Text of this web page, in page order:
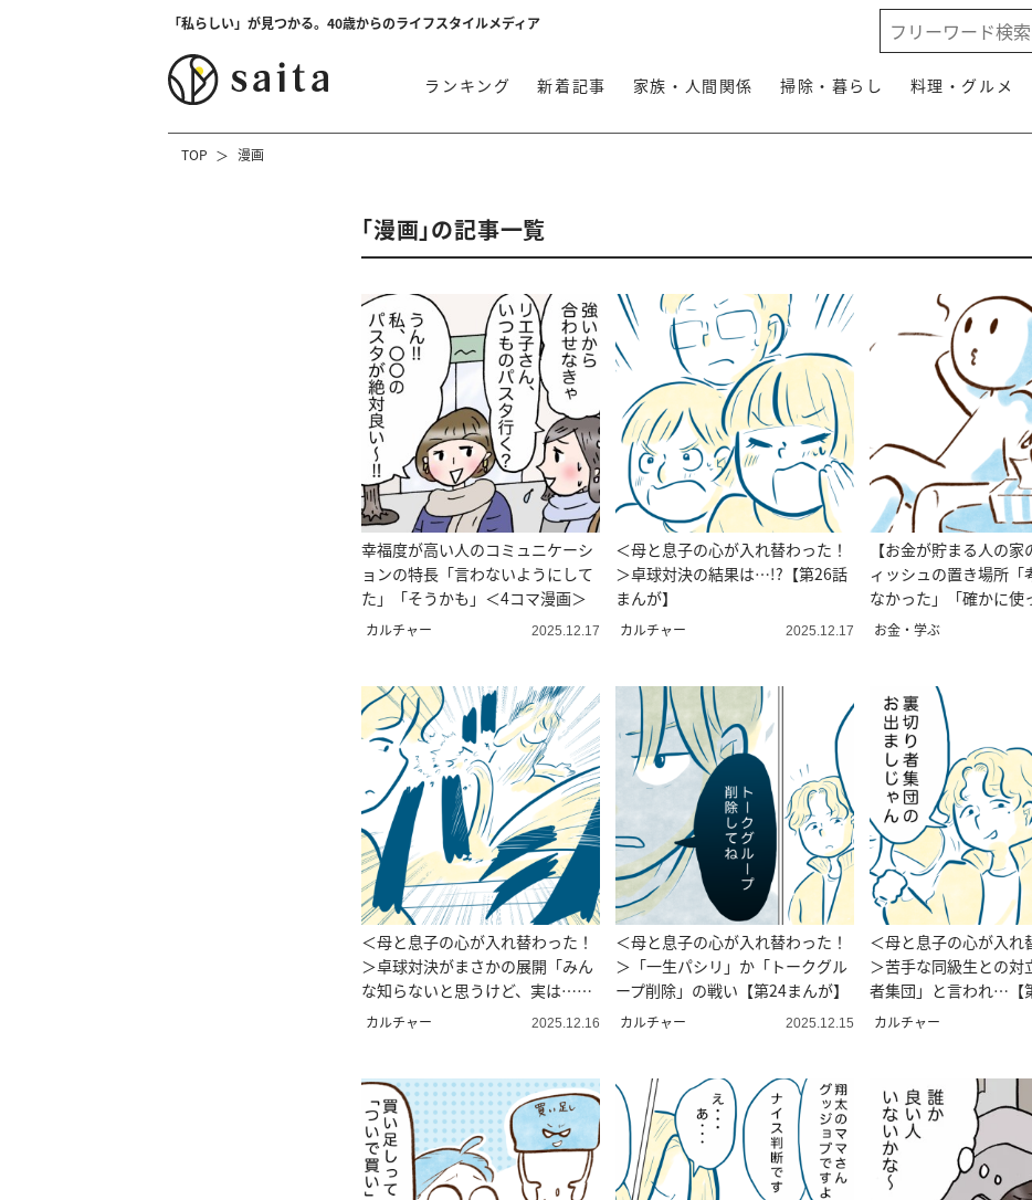
「私らしい」が見つかる。40歳からのライフスタイルメディア
ランキング 新着記事 家族・人間関係 掃除・暮らし 料理・グルメ
TOP 漫画
「漫画」の記事一覧
幸福度が高い人のコミュニケーシ
ョンの特長「言わないようにして
た」「そうかも」＜4コマ漫画＞
カルチャー 2025.12.17
＜母と息子の心が入れ替わった！
＞卓球対決の結果は…!?【第26話
まんが】
カルチャー 2025.12.17
【お金が貯まる人の家
ィッシュの置き場所「
なかった」「確かに使
お金・学ぶ
＜母と息子の心が入れ替わった！
＞卓球対決がまさかの展開「みん
な知らないと思うけど、実は…」
【第25話まんが】
カルチャー 2025.12.16
＜母と息子の心が入れ替わった！
＞「一生パシリ」か「トークグル
ープ削除」の戦い【第24まんが】
カルチャー 2025.12.15
＜母と息子の心が入れ
＞苦手な同級生との対
者集団」と言われ…【
が】
カルチャー